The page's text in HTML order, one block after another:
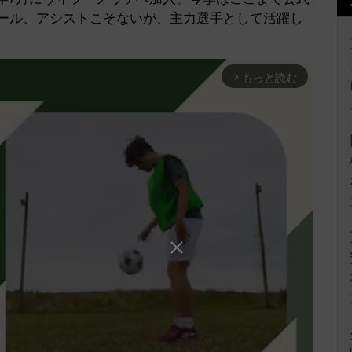
、アシストこそないが、主力選手として活躍し
arrow_forward_ios もっと読む